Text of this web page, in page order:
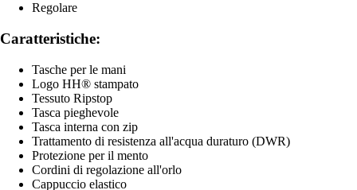
Regolare
Caratteristiche:
Tasche per le mani
Logo HH® stampato
Tessuto Ripstop
Tasca pieghevole
Tasca interna con zip
Trattamento di resistenza all'acqua duraturo (DWR)
Protezione per il mento
Cordini di regolazione all'orlo
Cappuccio elastico